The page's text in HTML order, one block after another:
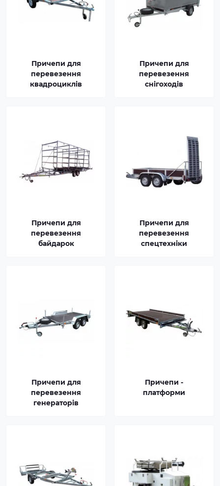
Причепи для
перевезення
квадроциклів
Причепи для
перевезення
снігоходів
Причепи для
перевезення
байдарок
Причепи для
перевезення
спецтехніки
Причепи для
перевезення
генераторів
Причепи -
платформи